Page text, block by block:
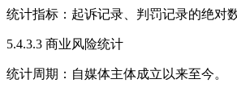
统计指标：起诉记录、判罚记录的绝对数
5.4.3.3 商业风险统计
统计周期：自媒体主体成立以来至今。